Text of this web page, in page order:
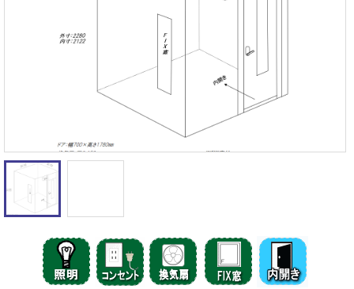
かんたん在庫検索
売約済みリスト